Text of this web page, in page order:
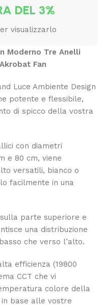
DEL 3%
visualizzarlo
Moderno Tre Anelli
Fan
Luce Ambiente Design
potente e flessibile,
di spicco della vostra
con diametri
e 80 cm, viene
versatili, bianco o
facilmente in una
parte superiore e
una distribuzione
che verso l’alto.
efficienza (19800
CCT che vi
colore della
base alle vostre